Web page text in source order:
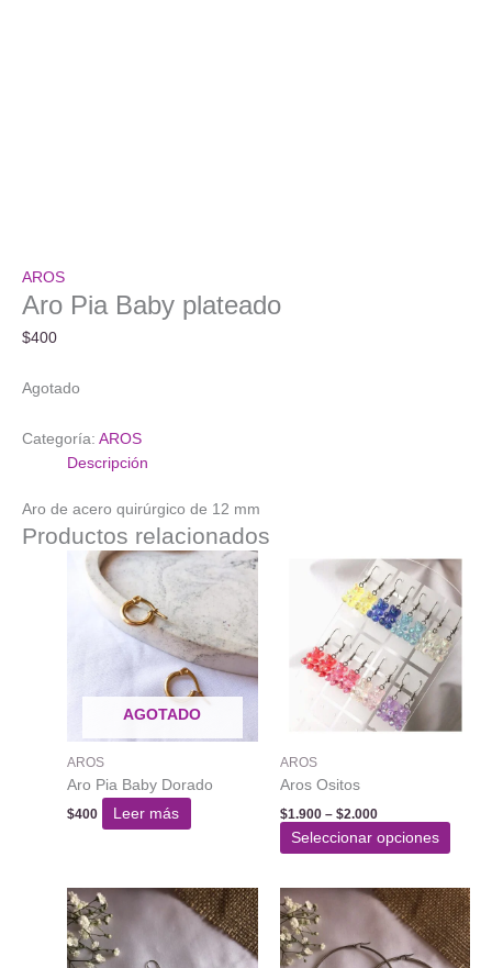
AROS
Aro Pia Baby plateado
$400
Agotado
Categoría: AROS
Descripción
Aro de acero quirúrgico de 12 mm
Productos relacionados
AGOTADO
AROS
Aro Pia Baby Dorado
$400 Leer más
AROS
Aros Ositos
$1.900 – $2.000Rango
precios:
hasta
$2.000
Seleccionar opciones
tiene
varias
Las